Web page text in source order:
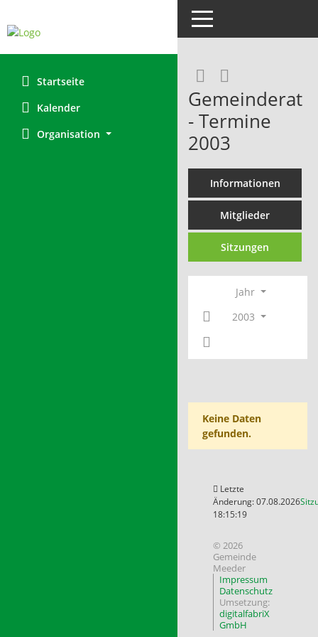
Startseite
Kalender
Organisation
Toggle navigation
Gemeinderat
- Termine
2003
Informationen
Mitglieder
Sitzungen
Jahr
2003
Keine Daten
gefunden.
Letzte
Änderung: 07.08.2026
18:15:19
© 2026
Gemeinde
Meeder
Impressum
Datenschutz
Umsetzung:
digitalfabriX
GmbH